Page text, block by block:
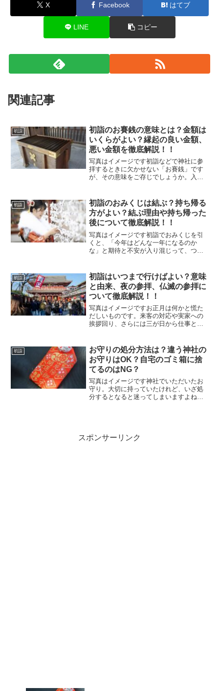
X Facebook はてブ
LINE コピー
関連記事
初詣
初詣のお賽銭の意味とは？金額は
いくらがよい？縁起の良い金額、
悪い金額を徹底解説！！
写真はイメージです初詣などで神社に参
拝するときに欠かせない「お賽銭」です
が、その意味をご存じでしょうか。入れ
た、語呂合わせによって縁起の良い金額
や、避けた方がよいとされる...
初詣
初詣のおみくじは結ぶ？持ち帰る
方がよい？結ぶ理由や持ち帰った
後について徹底解説！！
写真はイメージです初詣でおみくじを引
くと、「今年はどんな一年になるのか
な」と期待と不安が入り混じって、つい
そして次に迷うのが、そのおみくじの扱
い方です。「木に結ぶべき？...
初詣
初詣はいつまで行けばよい？意味
と由来、夜の参拝、仏滅の参拝に
ついて徹底解説！！
写真はイメージですお正月は何かと慌た
だしいものです。来客の対応や実家への
挨拶回り、さらには三が日から仕事とい
を逃し、気づけばもう休みが終わってい
た…なんてこともあります...
初詣
お守りの処分方法は？違う神社の
お守りはOK？自宅のゴミ箱に捨
てるのはNG？
写真はイメージです神社でいただいたお
守り。大切に持っていたけれど、いざ処
分するとなると迷ってしまいますよね。
スポンサーリンク